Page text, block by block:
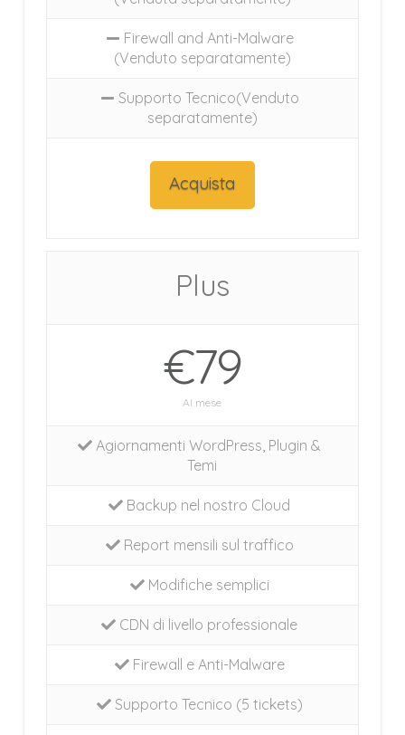
Firewall and Anti-Malware
(Venduto separatamente)
Supporto Tecnico(Venduto
separatamente)
Acquista
Plus
€79
Al mese
Agiornamenti WordPress, Plugin &
Temi
Backup nel nostro Cloud
Report mensili sul traffico
Modifiche semplici
CDN di livello professionale
Firewall e Anti-Malware
Supporto Tecnico (5 tickets)